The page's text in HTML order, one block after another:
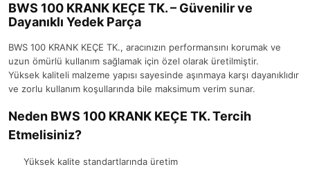
BWS 100 KRANK KEÇE TK. – Güvenilir ve
Dayanıklı Yedek Parça
BWS 100 KRANK KEÇE TK., aracınızın performansını korumak ve
uzun ömürlü kullanım sağlamak için özel olarak üretilmiştir.
Yüksek kaliteli malzeme yapısı sayesinde aşınmaya karşı dayanıklıdır
ve zorlu kullanım koşullarında bile maksimum verim sunar.
Neden BWS 100 KRANK KEÇE TK. Tercih
Etmelisiniz?
Yüksek kalite standartlarında üretim